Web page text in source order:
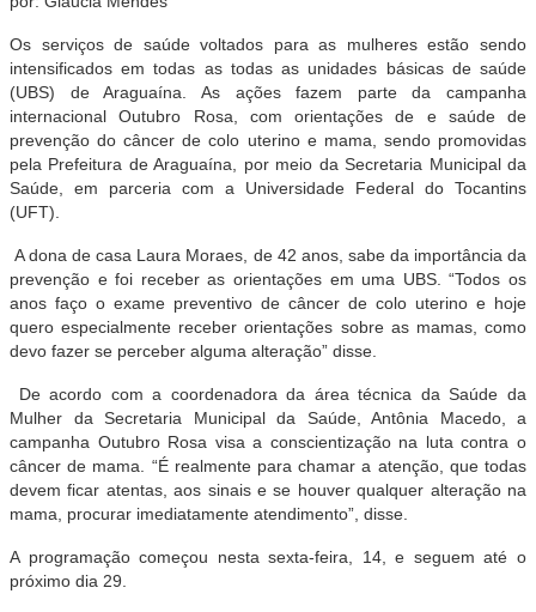
Os serviços de saúde voltados para as mulheres estão sendo
intensificados em todas as todas as unidades básicas de saúde
(UBS) de Araguaína. As ações fazem parte da campanha
internacional Outubro Rosa, com orientações de e saúde de
prevenção do câncer de colo uterino e mama, sendo promovidas
pela Prefeitura de Araguaína, por meio da Secretaria Municipal da
Saúde, em parceria com a Universidade Federal do Tocantins
(UFT).
A dona de casa Laura Moraes, de 42 anos, sabe da importância da
prevenção e foi receber as orientações em uma UBS. “Todos os
anos faço o exame preventivo de câncer de colo uterino e hoje
quero especialmente receber orientações sobre as mamas, como
devo fazer se perceber alguma alteração” disse.
De acordo com a coordenadora da área técnica da Saúde da
Mulher da Secretaria Municipal da Saúde, Antônia Macedo, a
campanha Outubro Rosa visa a conscientização na luta contra o
câncer de mama. “É realmente para chamar a atenção, que todas
devem ficar atentas, aos sinais e se houver qualquer alteração na
mama, procurar imediatamente atendimento”, disse.
A programação começou nesta sexta-feira, 14, e seguem até o
próximo dia 29.